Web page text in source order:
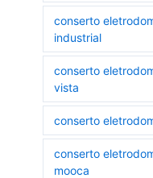
conserto
industrial
conserto
vista
conserto
conserto
mooca